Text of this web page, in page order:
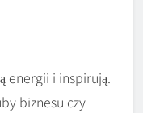
energii i inspirują.
biznesu czy